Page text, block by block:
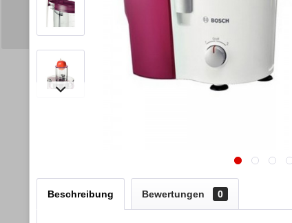
Beschreibung Bewertungen 0